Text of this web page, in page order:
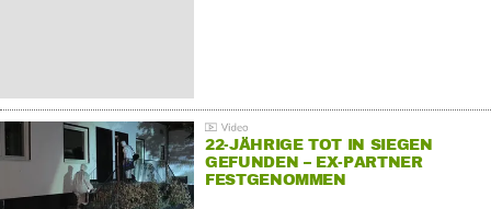
22-JÄHRIGE TOT IN SIEGEN
GEFUNDEN – EX-PARTNER
FESTGENOMMEN